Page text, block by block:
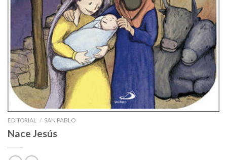
EDITORIAL / SAN PABLO
Nace Jesús